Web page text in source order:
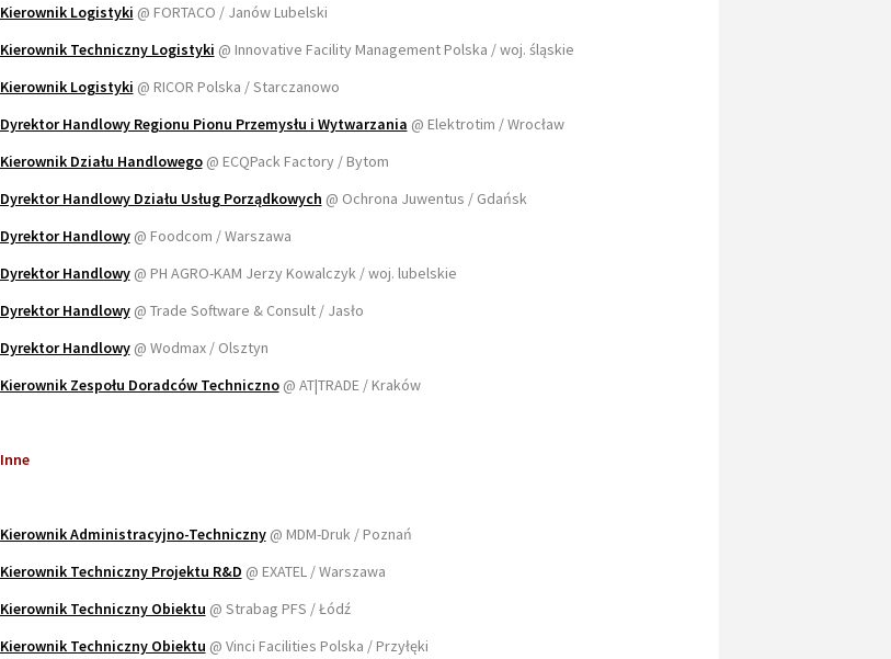
Kierownik Logistyki @ FORTACO / Janów Lubelski
Kierownik Techniczny Logistyki @ Innovative Facility Management Polska / woj. śląskie
Kierownik Logistyki @ RICOR Polska / Starczanowo
Dyrektor Handlowy Regionu Pionu Przemysłu i Wytwarzania @ Elektrotim / Wrocław
Kierownik Działu Handlowego@ ECQPack Factory / Bytom
Dyrektor Handlowy Działu Usług Porządkowych @ Ochrona Juwentus / Gdańsk
Dyrektor Handlowy @ Foodcom / Warszawa
Dyrektor Handlowy @ PH AGRO-KAM Jerzy Kowalczyk / woj. lubelskie
Dyrektor Handlowy @ Trade Software & Consult / Jasło
Dyrektor Handlowy@ Wodmax / Olsztyn
Kierownik Zespołu Doradców Techniczno @ AT|TRADE / Kraków
Inne
Kierownik Administracyjno-Techniczny @ MDM-Druk / Poznań
Kierownik Techniczny Projektu R&D @ EXATEL / Warszawa
Kierownik Techniczny Obiektu @ Strabag PFS / Łódź
Kierownik Techniczny Obiektu @ Vinci Facilities Polska / Przyłęki